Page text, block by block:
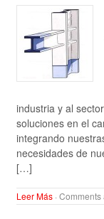
industria y al
soluciones en el
integrando
necesidades de
[…]
Leer Más· Comments